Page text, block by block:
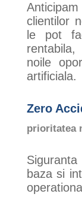
clientilor
le pot
noile
artificiala.
Zero
prioritatea
baza si